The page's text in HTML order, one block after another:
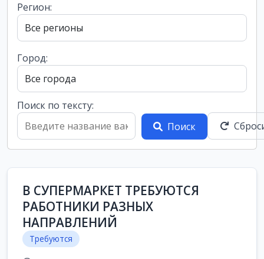
Регион:
Город:
Поиск по тексту:
Поиск
В СУПЕРМАРКЕТ ТРЕБУЮТСЯ
РАБОТНИКИ РАЗНЫХ
НАПРАВЛЕНИЙ
Требуются